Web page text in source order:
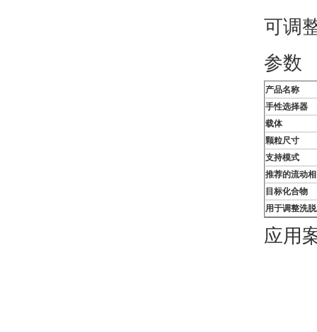
可调
参数
产品名称
手性选择器
载体
颗粒尺寸
支持模式
推荐的流动相
目标化合物
用于调整洗
应用